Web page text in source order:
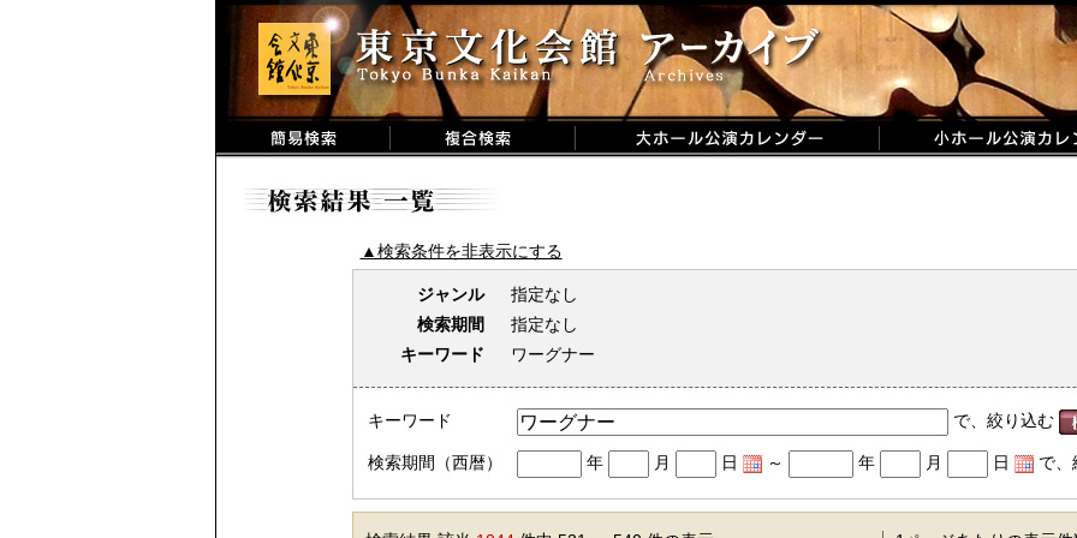
▲検索条件を非表示にする
ジャンル
指定なし
検索期間
指定なし
キーワード
ワーグナー
キーワード で、絞り込む
検索期間（西暦） 年 月 日 ～ 年 月 日 で